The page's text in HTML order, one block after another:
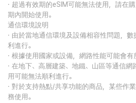
· 超過有效期的eSIM可能無法使用，請在
期內開始使用。
通信環境說明
· 由於當地通信環境及設備相容性問題，
利進行。
· 根據使用國家或設備，網路性能可能會有
· 在地下、高層建築、地鐵、山區等通信
用可能無法順利進行。
· 對於支持熱點/共享功能的商品，某些作
務使用。